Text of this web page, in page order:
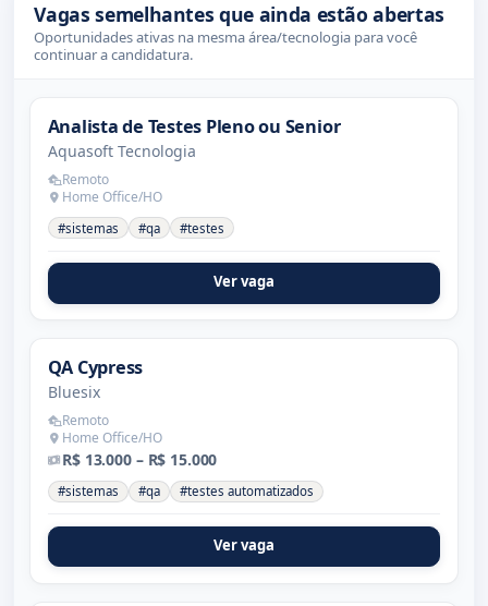
Vagas semelhantes que ainda estão abertas
Oportunidades ativas na mesma área/tecnologia para você
continuar a candidatura.
Analista de Testes Pleno ou Senior
Aquasoft Tecnologia
Remoto
Home Office/HO
#sistemas #qa #testes
Ver vaga
QA Cypress
Bluesix
Remoto
Home Office/HO
R$ 13.000 – R$ 15.000
#sistemas #qa #testes automatizados
Ver vaga